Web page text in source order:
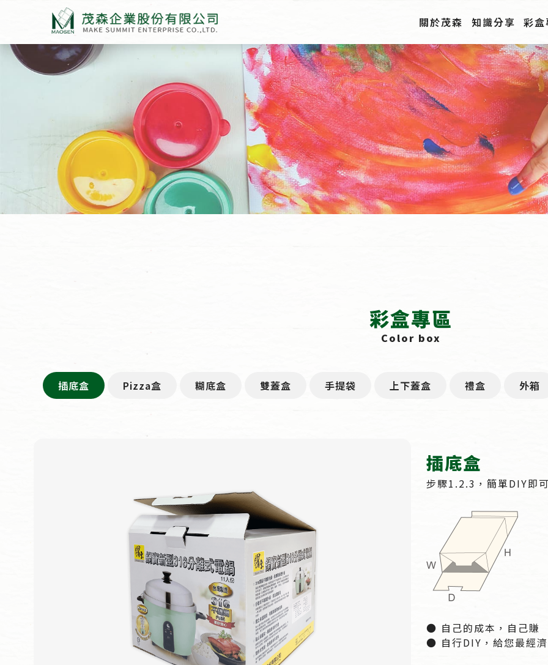
關於茂森 知識分享 彩
彩盒專區
Color box
插底盒 Pizza盒 糊底盒 雙蓋盒 手提袋 上下蓋盒 禮盒 外箱
插底盒
步驟1.2.3，簡單DIY即
● 自己的成本，自己賺
● 自行DIY，給您最經